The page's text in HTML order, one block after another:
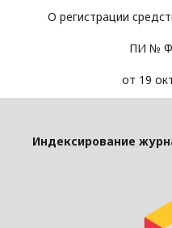
О регистрации
ПИ №
от 19
Индексирование